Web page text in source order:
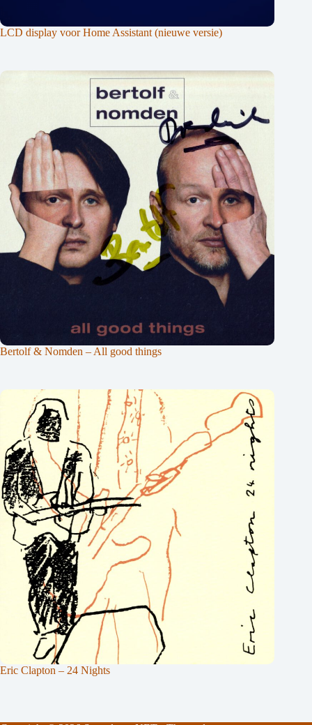
LCD display voor Home Assistant (nieuwe versie)
Bertolf & Nomden – All good things
Eric Clapton – 24 Nights